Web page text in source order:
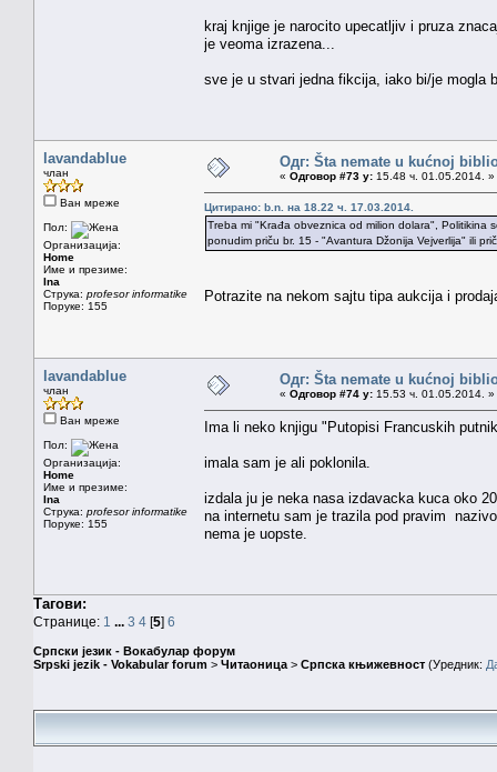
kraj knjige je narocito upecatljiv i pruza
je veoma izrazena...
sve je u stvari jedna fikcija, iako bi/je mogla
lavandablue
члан
Ван мреже
Пол:
Организација:
Home
Име и презиме:
Ina
Струка: profesor informatike
Поруке: 155
Одг: Šta nemate u kućnoj
« Одговор #73 у: 15.48 ч. 01.05.2014. »
Цитирано: b.n. на 18.22 ч. 17.03.2014.
Treba mi "Krađa obveznica od milion dolara", Politikina
ponudim priču br. 15 - "Avantura Džonija Vejverlija" ili
Potrazite na nekom sajtu tipa aukcija i
lavandablue
члан
Ван мреже
Пол:
Организација:
Home
Име и презиме:
Ina
Струка: profesor informatike
Поруке: 155
Одг: Šta nemate u kućnoj
« Одговор #74 у: 15.53 ч. 01.05.2014. »
Ima li neko knjigu "Putopisi Francuskih
imala sam je ali poklonila.
izdala ju je neka nasa izdavacka kuca oko
na internetu sam je trazila pod pravim
nema je uopste.
Тагови:
Странице: 1 ... 3 4 [5] 6
Српски језик - Вокабулар форум
Srpski jezik - Vokabular forum > Читаоница > Српска књижевност (Уредник: